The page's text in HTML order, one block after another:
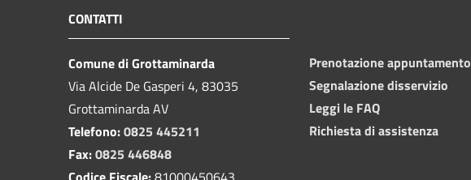
CONTATTI
Comune di Grottaminarda
Via Alcide De Gasperi 4, 83035
Grottaminarda AV
Telefono:0825 445211
Fax:0825 446848
Prenotazione appuntamento
Segnalazione disservizio
Leggi le FAQ
Richiesta di assistenza